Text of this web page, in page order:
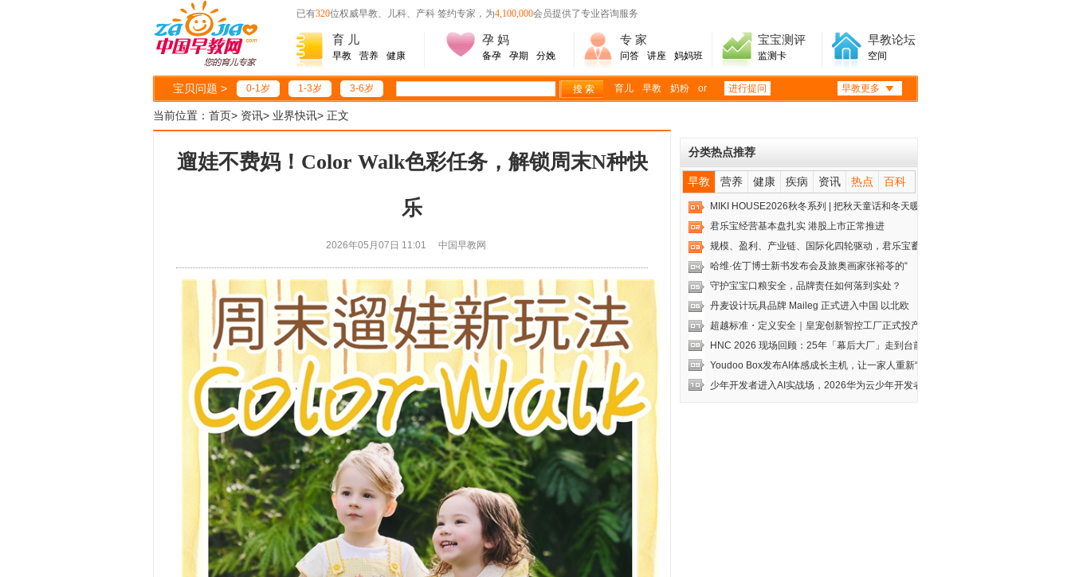
已有320位权威早教、儿科、产科 签约专家，为4,100,000会员提供了专业咨询服务
育 儿
早教 营养 健康
孕 妈
备孕 孕期 分娩
专 家
问答 讲座 妈妈班
宝宝测评
监测卡
早教论坛
空间
宝贝问题 > 0-1岁 1-3岁 3-6岁 育儿 早教 奶粉 or 进行提问 早教更多
当前位置： 首页> 资讯> 业界快讯> 正文
遛娃不费妈！Color Walk色彩任务，解锁周末N种快
乐
2026年05月07日 11:01 中国早教网
分类热点推荐
早教 营养 健康 疾病 资讯 热点 百科
MIKI HOUSE2026秋冬系列 | 把秋天童话和冬天暖
君乐宝经营基本盘扎实 港股上市正常推进
规模、盈利、产业链、国际化四轮驱动，君乐宝蓄
哈维·佐丁博士新书发布会及旅奥画家张裕苓的“
守护宝宝口粮安全，品牌责任如何落到实处？
丹麦设计玩具品牌 Maileg 正式进入中国 以北欧
超越标准・定义安全｜皇宠创新智控工厂正式投产
HNC 2026 现场回顾：25年「幕后大厂」走到台前
Youdoo Box发布AI体感成长主机，让一家人重新“
少年开发者进入AI实战场，2026华为云少年开发者